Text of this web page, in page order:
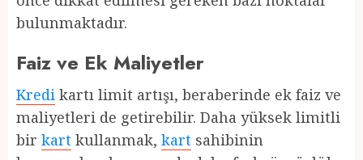
bulunmaktadır.
Faiz ve Ek Maliyetler
Kredi kartı limit artışı, beraberinde ek faiz ve
maliyetleri de getirebilir. Daha yüksek limitli
bir kart kullanmak, kart sahibinin